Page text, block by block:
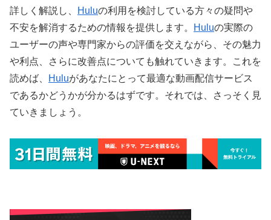
詳しく解説し、
Huluの利用を検討している方々の疑問や
不安を解消するための情報を提供します。
Huluの実際の
ユーザーの声や専門家からの評価を交えながら、その魅力
や利点、さらに改善点についても触れていきます。これを
読めば、
Huluがあなたにとって最適な動画配信サービス
であるかどうかが分かるはずです。それでは、さっそく見
ていきましょう。